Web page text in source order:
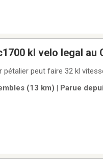
kl velo legal au
pétalier peut faire 32 kl
(13 km) | Parue